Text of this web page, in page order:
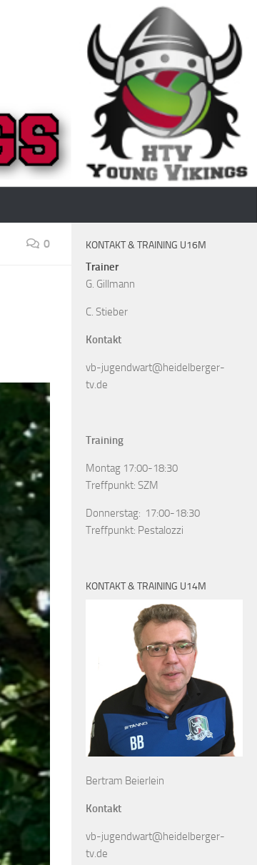
0 KONTAKT & TRAINING U16M
Trainer
G. Gillmann
C. Stieber
Kontakt
vb-jugendwart@heidelberger-
tv.de
Training
Montag 17:00-18:30
Treffpunkt: SZM
Donnerstag: 17:00-18:30
Treffpunkt: Pestalozzi
KONTAKT & TRAINING U14M
Bertram Beierlein
Kontakt
vb-jugendwart@heidelberger-
tv.de